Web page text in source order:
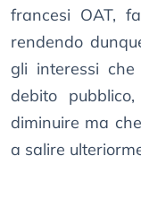
francesi OAT,
rendendo
gli interessi
debito
diminuire ma
a salire